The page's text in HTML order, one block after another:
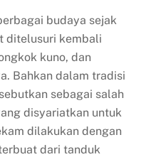
budaya sejak
ditelusuri kembali
kuno, dan
Bahkan dalam tradisi
sebagai salah
disyariatkan untuk
dilakukan dengan
dari tanduk